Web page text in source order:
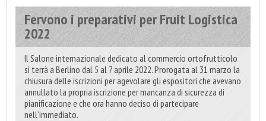
Fervono i preparativi per Fruit Logistica
2022
Il Salone internazionale dedicato al commercio ortofrutticolo
si terrà a Berlino dal 5 al 7 aprile 2022. Prorogata al 31 marzo la
chiusura delle iscrizioni per agevolare gli espositori che avevano
annullato la propria iscrizione per mancanza di sicurezza di
pianificazione e che ora hanno deciso di partecipare
nell’immediato.